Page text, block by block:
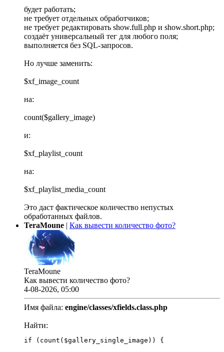
будет работать;
не требует отдельных обработчиков;
не требует редактировать show.full.php и show.short.php;
создаёт универсальный тег для любого поля;
выполняется без SQL-запросов.
Но лучше заменить:
$xf_image_count
на:
count($gallery_image)
и:
$xf_playlist_count
на:
$xf_playlist_media_count
Это даст фактическое количество непустых
обработанных файлов.
TeraMoune | Как вывести количество фото?
TeraMoune
Как вывести количество фото?
4-08-2026, 05:00
Имя файла: engine/classes/xfields.class.php
Найти:
if (count($gallery_single_image)) {